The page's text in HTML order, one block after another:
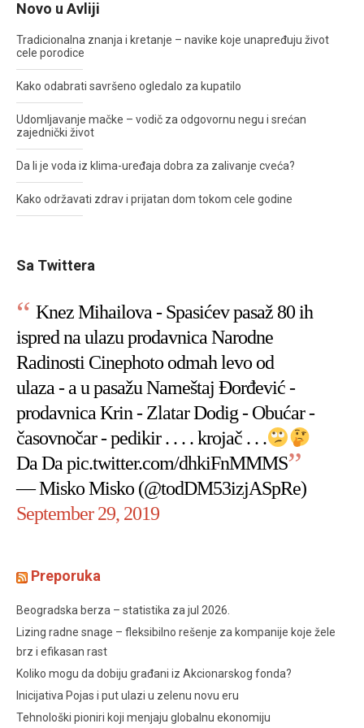
Novo u Avliji
Tradicionalna znanja i kretanje – navike koje unapređuju život
cele porodice
Kako odabrati savršeno ogledalo za kupatilo
Udomljavanje mačke – vodič za odgovornu negu i srećan
zajednički život
Da li je voda iz klima-uređaja dobra za zalivanje cveća?
Kako održavati zdrav i prijatan dom tokom cele godine
Sa Twittera
Knez Mihailova - Spasićev pasaž 80 ih
ispred na ulazu prodavnica Narodne
Radinosti Cinephoto odmah levo od
ulaza - a u pasažu Nameštaj Đorđević -
prodavnica Krin - Zlatar Dodig - Obućar -
časovnočar - pedikir . . . . krojač . . .
Da Dapic.twitter.com/dhkiFnMMMS
— Misko Misko (@todDM53izjASpRe)
September 29, 2019
Preporuka
Beogradska berza – statistika za jul 2026.
Lizing radne snage – fleksibilno rešenje za kompanije koje žele
brz i efikasan rast
Koliko mogu da dobiju građani iz Akcionarskog fonda?
Inicijativa Pojas i put ulazi u zelenu novu eru
Tehnološki pioniri koji menjaju globalnu ekonomiju